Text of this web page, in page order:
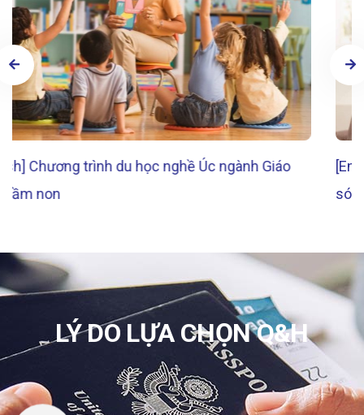
[English] Chương trình du học nghề Úc ngành Chăm
sóc Người cao tuổi
LÝ DO LỰA CHỌN Q&H